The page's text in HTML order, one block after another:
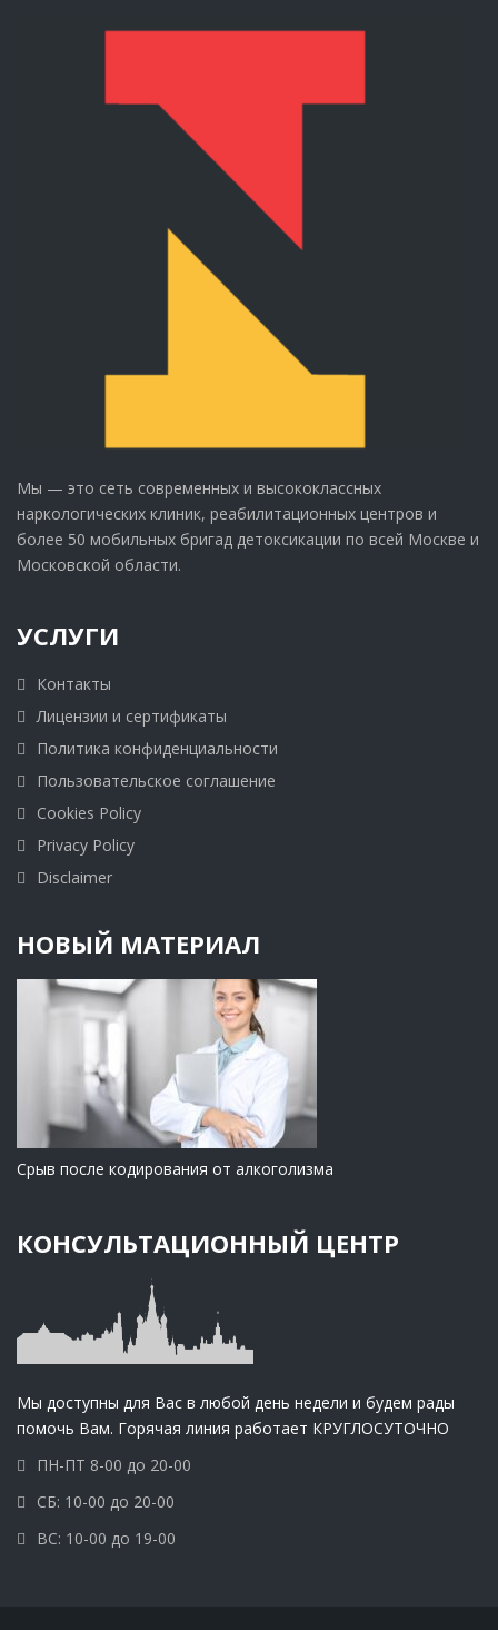
Мы — это сеть современных и высококлассных
наркологических клиник, реабилитационных центров и
более 50 мобильных бригад детоксикации по всей Москве и
Московской области.
УСЛУГИ
Контакты
Лицензии и сертификаты
Политика конфиденциальности
Пользовательское соглашение
Cookies Policy
Privacy Policy
Disclaimer
НОВЫЙ МАТЕРИАЛ
Срыв после кодирования от алкоголизма
КОНСУЛЬТАЦИОННЫЙ ЦЕНТР
Мы доступны для Вас в любой день недели и будем рады
помочь Вам. Горячая линия работает КРУГЛОСУТОЧНО
ПН-ПТ 8-00 до 20-00
СБ: 10-00 до 20-00
ВС: 10-00 до 19-00